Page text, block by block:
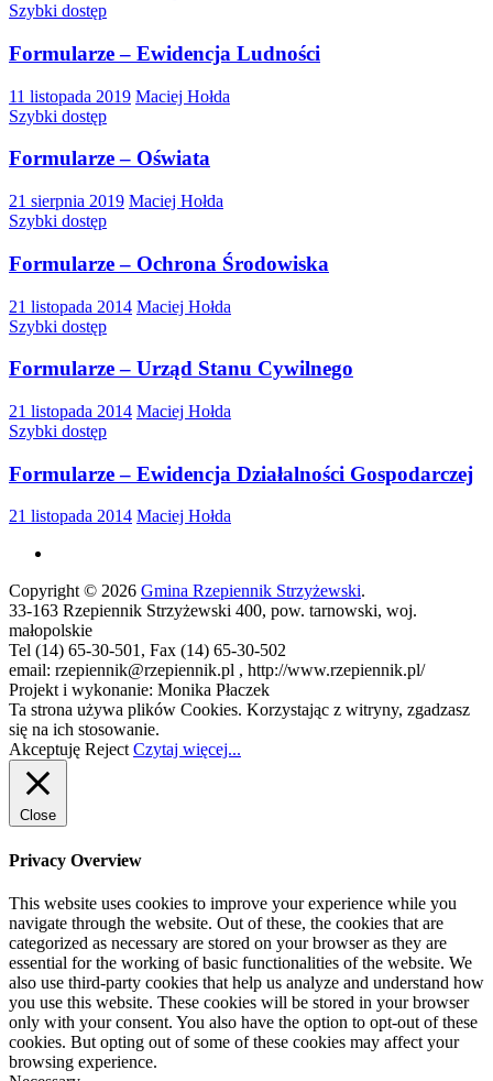
Szybki dostęp
Formularze – Ewidencja Ludności
11 listopada 2019 Maciej Hołda
Szybki dostęp
Formularze – Oświata
21 sierpnia 2019 Maciej Hołda
Szybki dostęp
Formularze – Ochrona Środowiska
21 listopada 2014 Maciej Hołda
Szybki dostęp
Formularze – Urząd Stanu Cywilnego
21 listopada 2014 Maciej Hołda
Szybki dostęp
Formularze – Ewidencja Działalności Gospodarczej
21 listopada 2014 Maciej Hołda
Copyright © 2026 Gmina Rzepiennik Strzyżewski.
33-163 Rzepiennik Strzyżewski 400, pow. tarnowski, woj.
małopolskie
Tel (14) 65-30-501, Fax (14) 65-30-502
email: rzepiennik@rzepiennik.pl , http://www.rzepiennik.pl/
Projekt i wykonanie: Monika Płaczek
Ta strona używa plików Cookies. Korzystając z witryny, zgadzasz
się na ich stosowanie.
Akceptuję Reject Czytaj więcej...
Close
Privacy Overview
This website uses cookies to improve your experience while you
navigate through the website. Out of these, the cookies that are
categorized as necessary are stored on your browser as they are
essential for the working of basic functionalities of the website. We
also use third-party cookies that help us analyze and understand how
you use this website. These cookies will be stored in your browser
only with your consent. You also have the option to opt-out of these
cookies. But opting out of some of these cookies may affect your
browsing experience.